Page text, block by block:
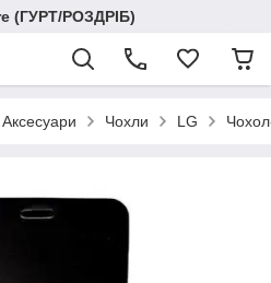
(ГУРТ/РОЗДРІБ)
Аксесуари Чохли LG